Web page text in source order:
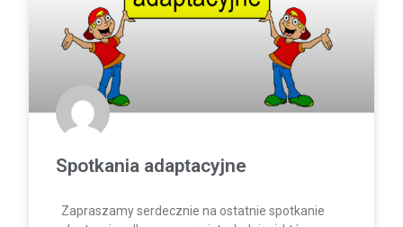
Spotkania adaptacyjne
Zapraszamy serdecznie na ostatnie spotkanie